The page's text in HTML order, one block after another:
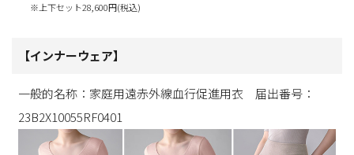
※上下セット28,600円(税込)
【インナーウェア】
一般的名称：家庭用遠赤外線血行促進用衣 届出番号：
23B2X10055RF0401